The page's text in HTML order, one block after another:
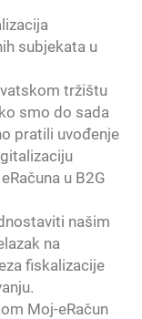
subjekata u
tržištu
smo do sada
pratili uvođenje
u B2G
našim
na
fiskalizacije
Moj-eRačun